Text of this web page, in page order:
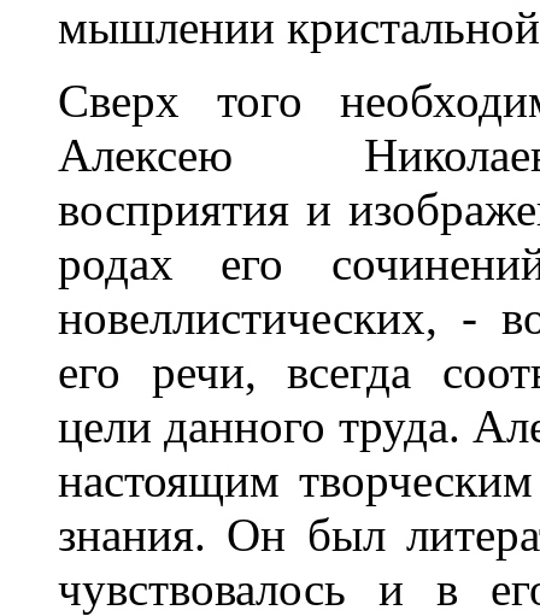
мышлении
Сверх того
Алексею
восприятия и
родах его
новеллистических, -
его речи, всегда
цели данного труда.
настоящим
знания. Он был
чувствовалось и в